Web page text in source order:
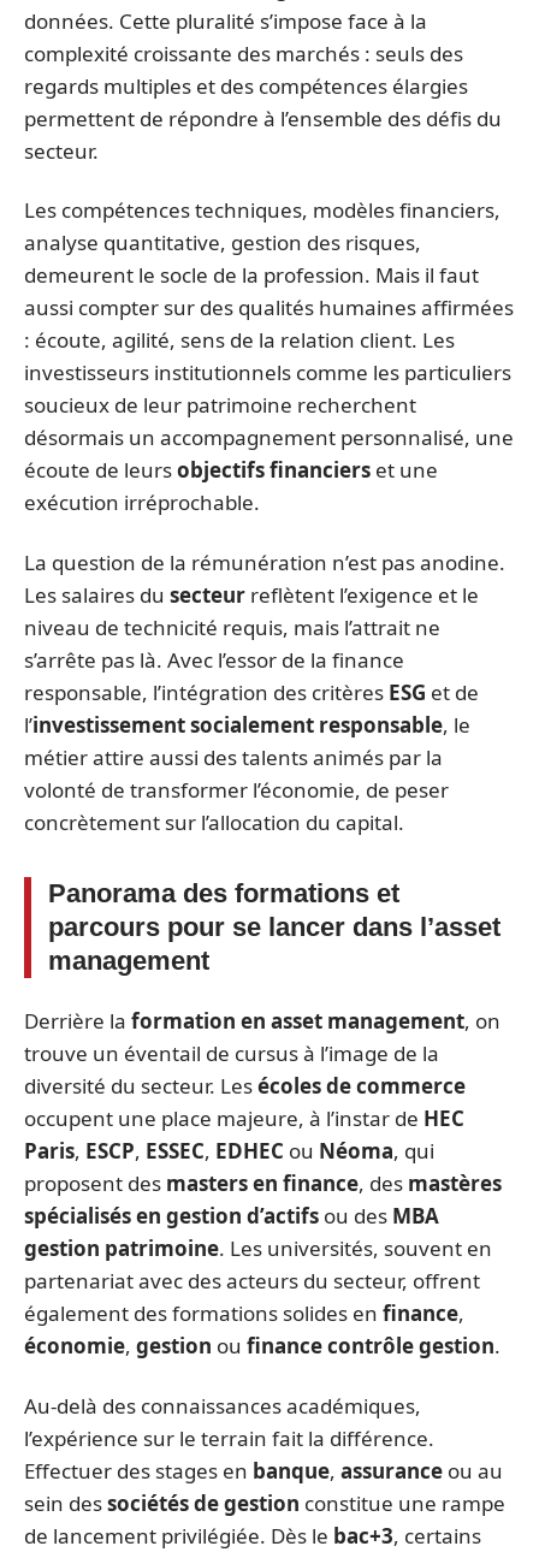
données. Cette pluralité s’impose face à la
complexité croissante des marchés : seuls des
regards multiples et des compétences élargies
permettent de répondre à l’ensemble des défis du
secteur.
Les compétences techniques, modèles financiers,
analyse quantitative, gestion des risques,
demeurent le socle de la profession. Mais il faut
aussi compter sur des qualités humaines affirmées
: écoute, agilité, sens de la relation client. Les
investisseurs institutionnels comme les particuliers
soucieux de leur patrimoine recherchent
désormais un accompagnement personnalisé, une
écoute de leursobjectifs financiers et une
exécution irréprochable.
La question de la rémunération n’est pas anodine.
Les salaires du secteur reflètent l’exigence et le
niveau de technicité requis, mais l’attrait ne
s’arrête pas là. Avec l’essor de la finance
responsable, l’intégration des critères ESG et de
l’investissement socialement responsable, le
métier attire aussi des talents animés par la
volonté de transformer l’économie, de peser
concrètement sur l’allocation du capital.
Panorama des formations et
parcours pour se lancer dans l’asset
management
Derrière la formation en asset management, on
trouve un éventail de cursus à l’image de la
diversité du secteur. Lesécoles de commerce
occupent une place majeure, à l’instar de HEC
Paris, ESCP, ESSEC, EDHEC ou Néoma, qui
proposent des masters en finance, des mastères
spécialisés en gestion d’actifs ou des MBA
gestion patrimoine. Les universités, souvent en
partenariat avec des acteurs du secteur, offrent
également des formations solides en finance,
économie, gestion ou finance contrôle gestion.
Au-delà des connaissances académiques,
l’expérience sur le terrain fait la différence.
Effectuer des stages en banque, assurance ou au
sein dessociétés de gestion constitue une rampe
de lancement privilégiée. Dès le bac+3, certains